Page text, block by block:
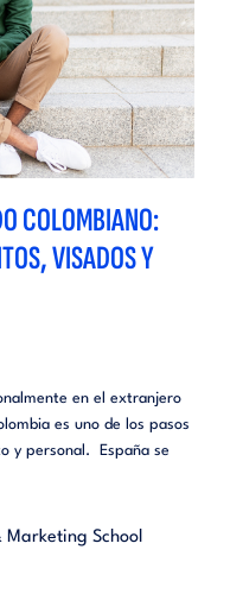
COLOMBIANO:
VISADOS Y
en el extranjero
es uno de los pasos
y personal. España se
Marketing School